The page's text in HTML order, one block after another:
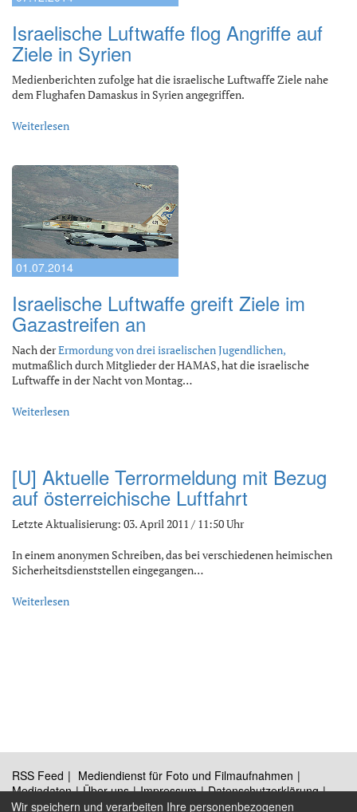
Israelische Luftwaffe flog Angriffe auf
Ziele in Syrien
Medienberichten zufolge hat die israelische Luftwaffe Ziele nahe
dem Flughafen Damaskus in Syrien angegriffen.
Weiterlesen
01.07.2014
Israelische Luftwaffe greift Ziele im
Gazastreifen an
Nach derErmordung von drei israelischen Jugendlichen,
mutmaßlich durch Mitglieder der HAMAS, hat die israelische
Luftwaffe in der Nacht von Montag…
Weiterlesen
[U] Aktuelle Terrormeldung mit Bezug
auf österreichische Luftfahrt
Letzte Aktualisierung: 03. April 2011 / 11:50 Uhr
In einem anonymen Schreiben, das bei verschiedenen heimischen
Sicherheitsdienststellen eingegangen…
Weiterlesen
RSS Feed
Mediendienst für Foto und Filmaufnahmen
Mediadaten
Über uns Impressum
Datenschutzerklärung
Kontakt
Wir speichern und verarbeiten Ihre personenbezogenen